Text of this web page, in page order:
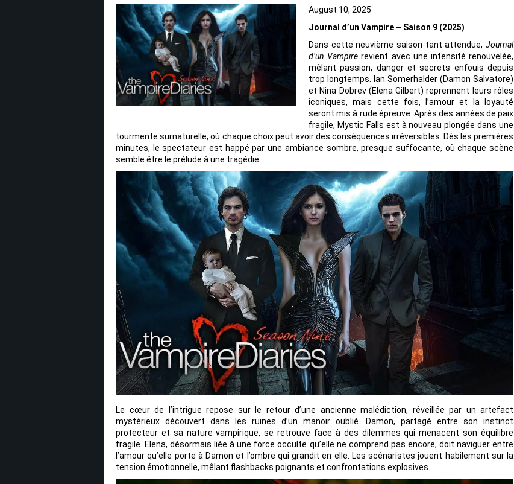
August 10, 2025
Journal d’un Vampire – Saison 9 (2025)
Dans cette neuvième saison tant attendue, Journal
d’un Vampire revient avec une intensité renouvelée,
mêlant passion, danger et secrets enfouis depuis
trop longtemps. Ian Somerhalder (Damon Salvatore)
et Nina Dobrev (Elena Gilbert) reprennent leurs rôles
iconiques, mais cette fois, l’amour et la loyauté
seront mis à rude épreuve. Après des années de paix
fragile, Mystic Falls est à nouveau plongée dans une
tourmente surnaturelle, où chaque choix peut avoir des conséquences irréversibles. Dès les premières
minutes, le spectateur est happé par une ambiance sombre, presque suffocante, où chaque scène
semble être le prélude à une tragédie.
Le cœur de l’intrigue repose sur le retour d’une ancienne malédiction, réveillée par un artefact
mystérieux découvert dans les ruines d’un manoir oublié. Damon, partagé entre son instinct
protecteur et sa nature vampirique, se retrouve face à des dilemmes qui menacent son équilibre
fragile. Elena, désormais liée à une force occulte qu’elle ne comprend pas encore, doit naviguer entre
l’amour qu’elle porte à Damon et l’ombre qui grandit en elle. Les scénaristes jouent habilement sur la
tension émotionnelle, mêlant flashbacks poignants et confrontations explosives.